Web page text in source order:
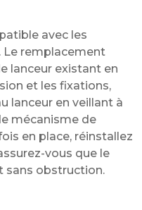
avec les
Le remplacement
lanceur existant en
et les fixations,
lanceur en veillant à
mécanisme de
en place, réinstallez
vous que le
sans obstruction.